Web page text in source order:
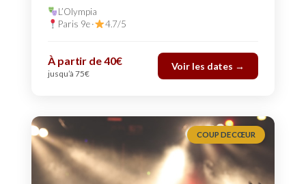
L’Olympia
Paris 9e ·
4.7/5
À partir de 40€
jusqu’à 75€
Voir les dates →
COUP DE CŒUR